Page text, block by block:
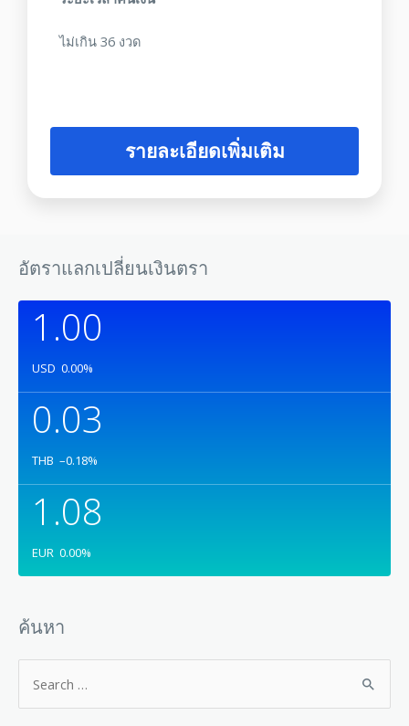
ไม่เกิน 36 งวด
รายละเอียดเพิ่มเติม
อัตราแลกเปลี่ยนเงินตรา
1.00
USD 0.00%
0.03
THB –0.18%
1.08
EUR 0.00%
ค้นหา